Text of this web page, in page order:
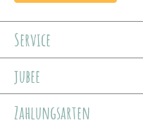
Service
jubee
Zahlungsarten